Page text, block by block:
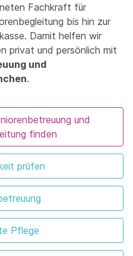
Fachkraft für
bis hin zur
Damit helfen wir
privat und persönlich mit
und
.
und
finden
prüfen
Pflege